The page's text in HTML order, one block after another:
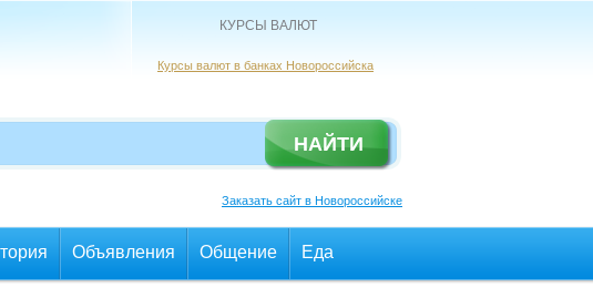
КУРСЫ ВАЛЮТ
Курсы валют в банках Новороссийска
Заказать сайт в Новороссийске
Объявления Общение Еда